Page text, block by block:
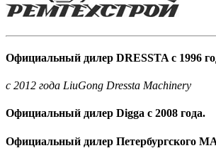
Официальный дилер DRESSTA с 1996
c 2012 года LiuGong Dressta Machinery
Официальный дилер Digga с 2008 года.
Официальный дилер Петербургского